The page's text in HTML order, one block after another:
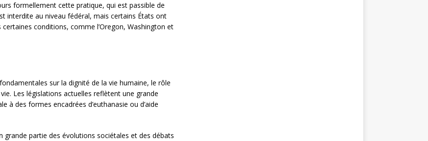
formellement cette pratique, qui est passible de
interdite au niveau fédéral, mais certains États ont
conditions, comme l’Oregon, Washington et
sur la dignité de la vie humaine, le rôle
Les législations actuelles reflètent une grande
à des formes encadrées d’euthanasie ou d’aide
grande partie des évolutions sociétales et des débats